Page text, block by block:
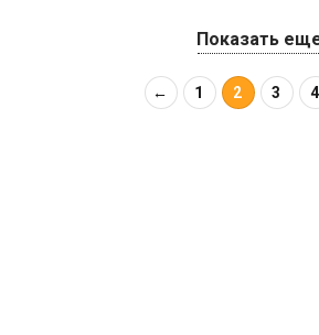
Показать
← 1 2 3 4